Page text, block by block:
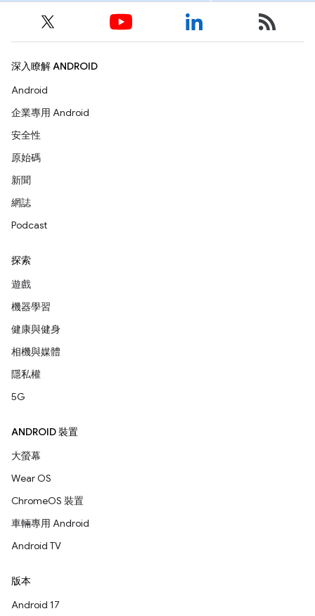
深入瞭解 ANDROID
Android
企業專用 Android
安全性
原始碼
新聞
網誌
Podcast
探索
遊戲
機器學習
健康與健身
相機與媒體
隱私權
5G
ANDROID 裝置
大螢幕
Wear OS
ChromeOS 裝置
車輛專用 Android
Android TV
版本
Android 17